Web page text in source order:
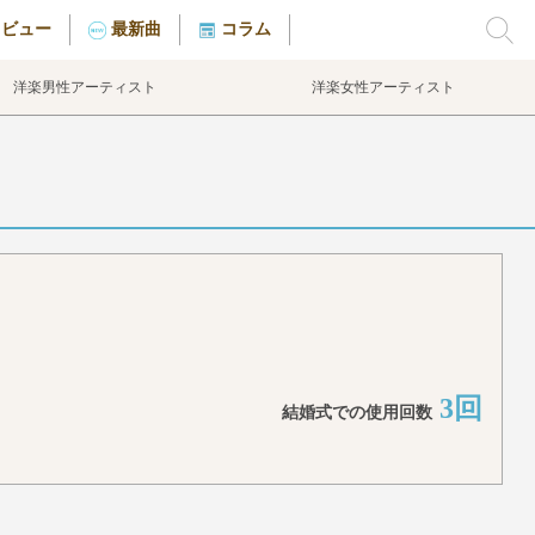
ュー 最新曲 コラム
洋楽男性アーティスト 洋楽女性アーティスト
結婚式での使用回数 3回